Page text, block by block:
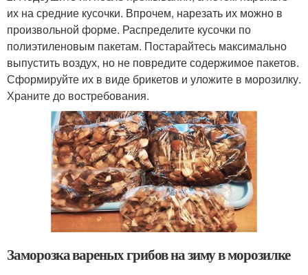
их на средние кусочки. Впрочем, нарезать их можно в
произвольной форме. Распределите кусочки по
полиэтиленовым пакетам. Постарайтесь максимально
выпустить воздух, но не повредите содержимое пакетов.
Сформируйте их в виде брикетов и уложите в морозилку.
Храните до востребования.
Заморозка вареных грибов на зиму в морозилке